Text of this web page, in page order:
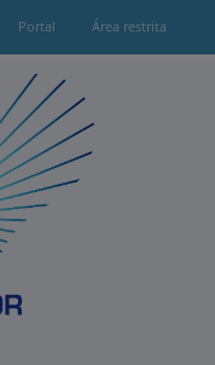
Portal Área restrita